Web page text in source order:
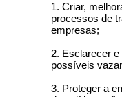
1. Criar,
processos de
empresas;
2. Esclarecer
possíveis
3. Proteger a